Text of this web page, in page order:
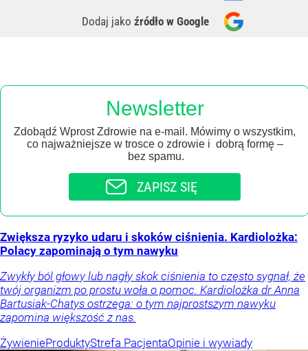
Dodaj jako źródło w Google
Newsletter
Zdobądź Wprost Zdrowie na e-mail. Mówimy o wszystkim,
co najważniejsze w trosce o zdrowie i dobrą formę –
bez spamu.
ZAPISZ SIĘ
Zwiększa ryzyko udaru i skoków ciśnienia. Kardiolożka:
Polacy zapominają o tym nawyku
Zwykły ból głowy lub nagły skok ciśnienia to często sygnał, że
twój organizm po prostu woła o pomoc. Kardiolożka dr Anna
Bartusiak-Chatys ostrzega: o tym najprostszym nawyku
zapomina większość z nas.
ŻywienieProduktyStrefa PacjentaOpinie i wywiady